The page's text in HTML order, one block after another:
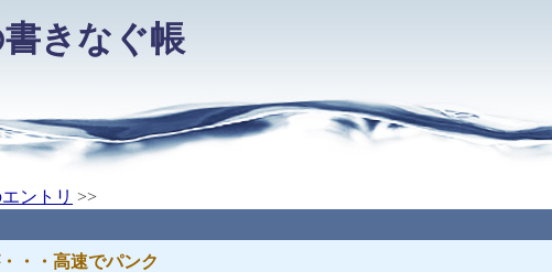
書きなぐ帳
ントリ >>
・・高速でパンク